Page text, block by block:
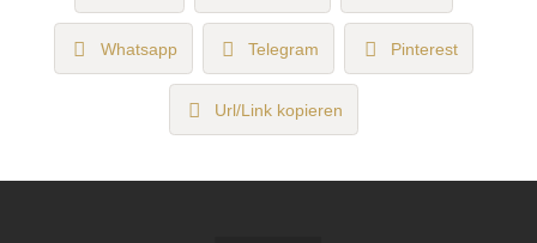
Whatsapp Telegram Pinterest
Url/Link kopieren